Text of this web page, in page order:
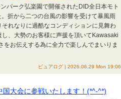
パーク弘楽園で開催されたDID全日本モト
折から二つの台風の影響を受けて暴風雨
れなりに過酷なコンディションに見舞わ
、大勢のお客様に声援を頂いてKawasaki
お伝えする為に全力で楽しんでまいりま
ピュアログ | 2026.06.29 Mon 19:06
大会に参戦いたします！(*^-^*)